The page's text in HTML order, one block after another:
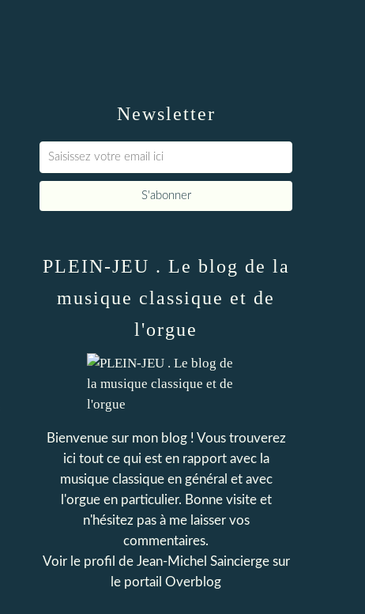
Newsletter
PLEIN-JEU . Le blog de la
musique classique et de
l'orgue
Bienvenue sur mon blog ! Vous trouverez
ici tout ce qui est en rapport avec la
musique classique en général et avec
l'orgue en particulier. Bonne visite et
n'hésitez pas à me laisser vos
commentaires.
Voir le profil de Jean-Michel Sainciergesur
le portail Overblog